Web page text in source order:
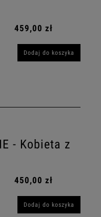
459,00 zł
Dodaj do koszyka
- Kobieta z
450,00 zł
Dodaj do koszyka